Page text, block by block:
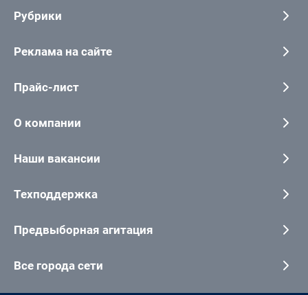
Рубрики
Реклама на сайте
Прайс-лист
О компании
Наши вакансии
Техподдержка
Предвыборная агитация
Все города сети